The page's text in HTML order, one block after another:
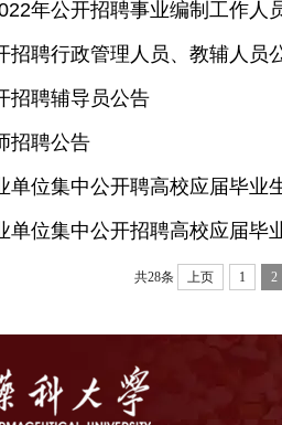
年公开招聘事业编制工作人
招聘行政管理人员、教辅人员
招聘辅导员公告
招聘公告
单位集中公开聘高校应届毕业
单位集中公开招聘高校应届毕
共28条 上页 1 2